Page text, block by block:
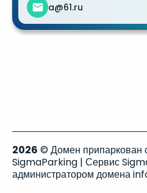
a@61.ru
2026 © Домен припаркован
SigmaParking | Сервис
администратором домена